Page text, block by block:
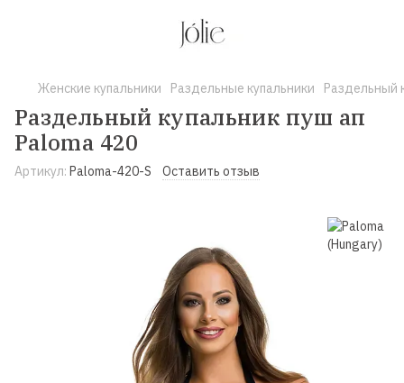
Женские купальники Раздельные купальники Раздельный
Раздельный купальник пуш ап
Paloma 420
Артикул: Paloma-420-S Оставить отзыв